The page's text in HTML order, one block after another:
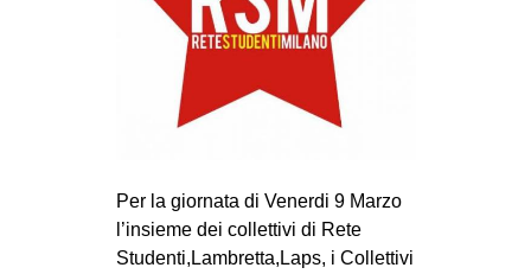
Per la giornata di Venerdi 9 Marzo
l’insieme dei collettivi di Rete
Studenti,Lambretta,Laps, i Collettivi